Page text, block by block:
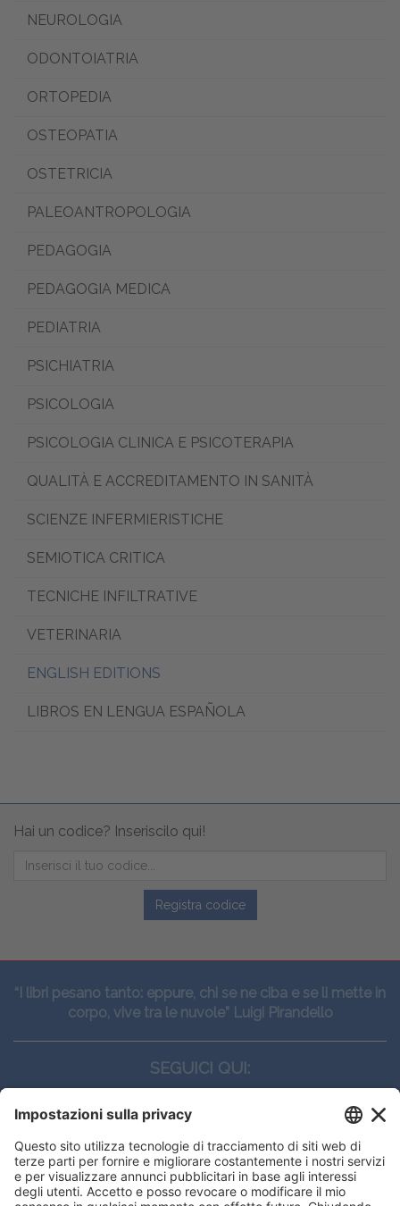
NEUROLOGIA
ODONTOIATRIA
ORTOPEDIA
OSTEOPATIA
OSTETRICIA
PALEOANTROPOLOGIA
PEDAGOGIA
PEDAGOGIA MEDICA
PEDIATRIA
PSICHIATRIA
PSICOLOGIA
PSICOLOGIA CLINICA E PSICOTERAPIA
QUALITÀ E ACCREDITAMENTO IN SANITÀ
SCIENZE INFERMIERISTICHE
SEMIOTICA CRITICA
TECNICHE INFILTRATIVE
VETERINARIA
ENGLISH EDITIONS
LIBROS EN LENGUA ESPAÑOLA
Hai un codice? Inseriscilo qui!
Registra codice
“I libri pesano tanto: eppure, chi se ne ciba e se li mette in
corpo, vive tra le nuvole” Luigi Pirandello
SEGUICI QUI:
CONTATTI
Edi.Ermes srl